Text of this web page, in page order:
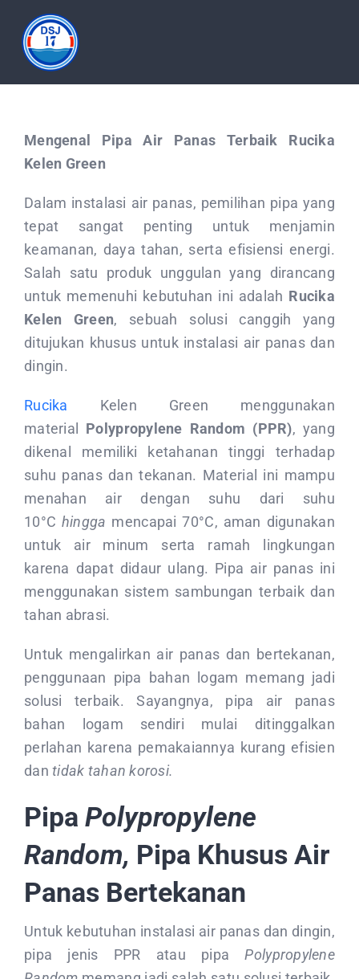
content
ABOUT
PRODUCT
DOCUMENTATION
ARTICLES
CONTACT US
Mengenal Pipa Air Panas Terbaik Rucika
Kelen Green
Dalam instalasi air panas, pemilihan pipa yang
tepat sangat penting untuk menjamin
keamanan, daya tahan, serta efisiensi energi.
Salah satu produk unggulan yang dirancang
untuk memenuhi kebutuhan ini adalah Rucika
Kelen Green, sebuah solusi canggih yang
ditujukan khusus untuk instalasi air panas dan
dingin.
Rucika Kelen Green menggunakan
material Polypropylene Random (PPR), yang
dikenal memiliki ketahanan tinggi terhadap
suhu panas dan tekanan. Material ini mampu
menahan air dengan suhu dari suhu
10°C hingga mencapai 70°C, aman digunakan
untuk air minum serta ramah lingkungan
karena dapat didaur ulang. Pipa air panas ini
menggunakan sistem sambungan terbaik dan
tahan abrasi.
Untuk mengalirkan air panas dan bertekanan,
penggunaan pipa bahan logam memang jadi
solusi terbaik. Sayangnya, pipa air panas
bahan logam sendiri mulai ditinggalkan
perlahan karena pemakaiannya kurang efisien
dantidak tahan korosi.
Pipa Polypropylene
Random, Pipa Khusus Air
Panas Bertekanan
Untuk kebutuhan instalasi air panas dan dingin,
pipa jenis PPR atau pipaPolypropylene